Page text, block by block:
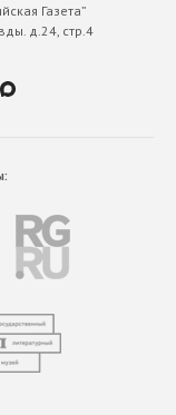
Газета”
д.24, стр.4